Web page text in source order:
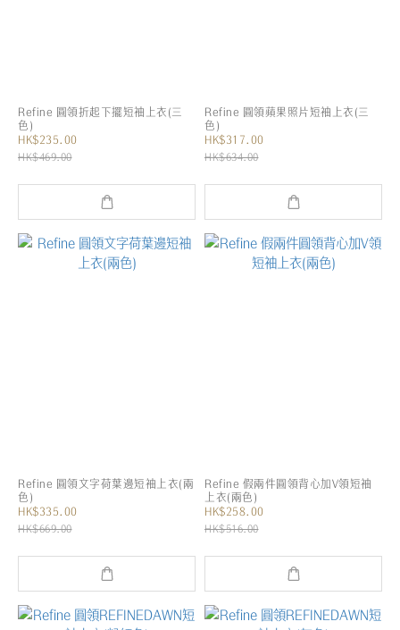
Refine 圓領折起下擺短袖上衣(三
色)
HK$235.00
HK$469.00
Refine 圓領蘋果照片短袖上衣(三
色)
HK$317.00
HK$634.00
Refine 圓領文字荷葉邊短袖上衣(兩
色)
HK$335.00
HK$669.00
Refine 假兩件圓領背心加V領短袖
上衣(兩色)
HK$258.00
HK$516.00